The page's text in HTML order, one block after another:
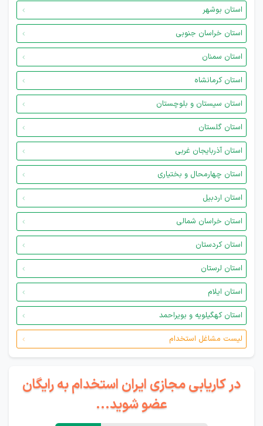
استان بوشهر
استان خراسان جنوبی
استان سمنان
استان کرمانشاه
استان سیستان و بلوچستان
استان گلستان
استان آذربایجان غربی
استان چهارمحال و بختیاری
استان اردبیل
استان خراسان شمالی
استان کردستان
استان لرستان
استان ایلام
استان کهگیلویه و بویراحمد
لیست مشاغل استخدام
در کاریابی مجازی ایران استخدام به رایگان
عضو شوید...